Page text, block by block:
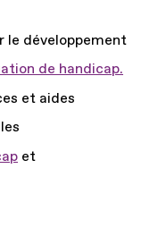
le développement
de handicap.
et aides
et